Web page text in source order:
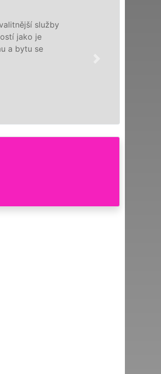
služby
jako je
a bytu se